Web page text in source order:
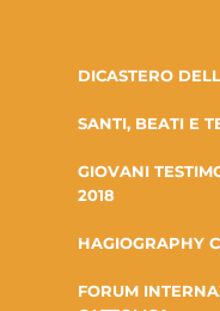
DICASTERO
SANTI, BEATI E
GIOVANI
2018
HAGIOGRAPHY
FORUM